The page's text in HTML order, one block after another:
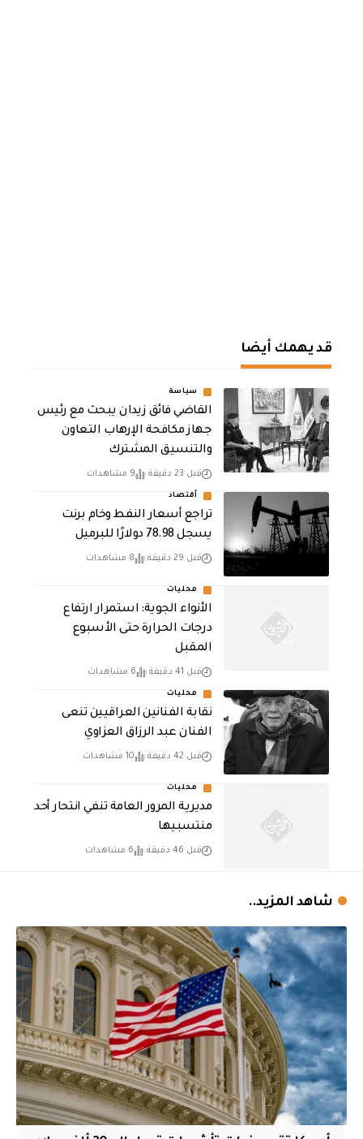
قد يهمك أيضا
سياسة
القاضي فائق زيدان يبحث مع رئيس
جهاز مكافحة الإرهاب التعاون
والتنسيق المشترك
قبل 23 دقيقة 9 مشاهدات
أقتصاد
تراجع أسعار النفط وخام برنت
يسجل 78.98 دولارًا للبرميل
قبل 29 دقيقة 8 مشاهدات
محليات
الأنواء الجوية: استمرار ارتفاع
درجات الحرارة حتى الأسبوع
المقبل
قبل 41 دقيقة 6 مشاهدات
محليات
نقابة الفنانين العراقيين تنعى
الفنان عبد الرزاق العزاوي
قبل 42 دقيقة 10 مشاهدات
محليات
مديرية المرور العامة تنفي انتحار أحد
منتسبيها
قبل 46 دقيقة 6 مشاهدات
شاهد المزيد..